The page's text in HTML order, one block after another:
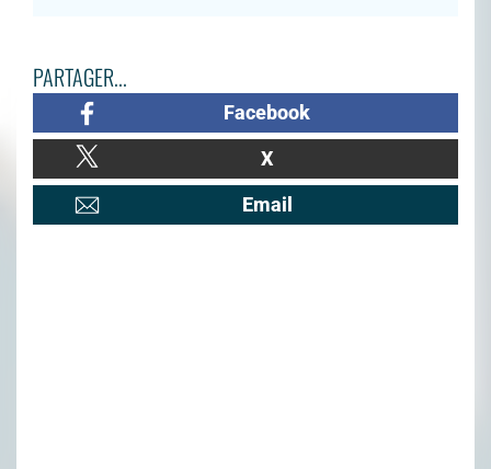
PARTAGER...
Facebook
X
Email